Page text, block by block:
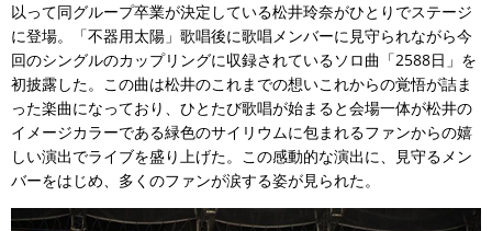
以って同グループ卒業が決定している松井玲奈がひとりでステージ
に登場。「不器用太陽」歌唱後に歌唱メンバーに見守られながら今
回のシングルのカップリングに収録されているソロ曲「2588日」を
初披露した。この曲は松井のこれまでの想いこれからの覚悟が詰ま
った楽曲になっており、ひとたび歌唱が始まると会場一体が松井の
イメージカラーである緑色のサイリウムに包まれるファンからの嬉
しい演出でライブを盛り上げた。この感動的な演出に、見守るメン
バーをはじめ、多くのファンが涙する姿が見られた。